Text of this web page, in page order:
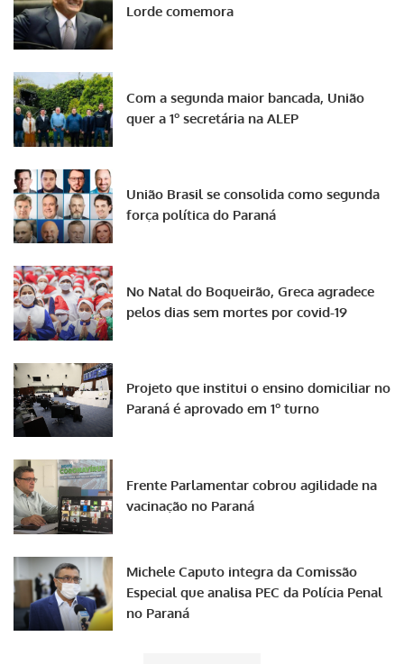
Lorde comemora
Com a segunda maior bancada, União
quer a 1º secretária na ALEP
União Brasil se consolida como segunda
força política do Paraná
No Natal do Boqueirão, Greca agradece
pelos dias sem mortes por covid-19
Projeto que institui o ensino domiciliar no
Paraná é aprovado em 1º turno
Frente Parlamentar cobrou agilidade na
vacinação no Paraná
Michele Caputo integra da Comissão
Especial que analisa PEC da Polícia Penal
no Paraná